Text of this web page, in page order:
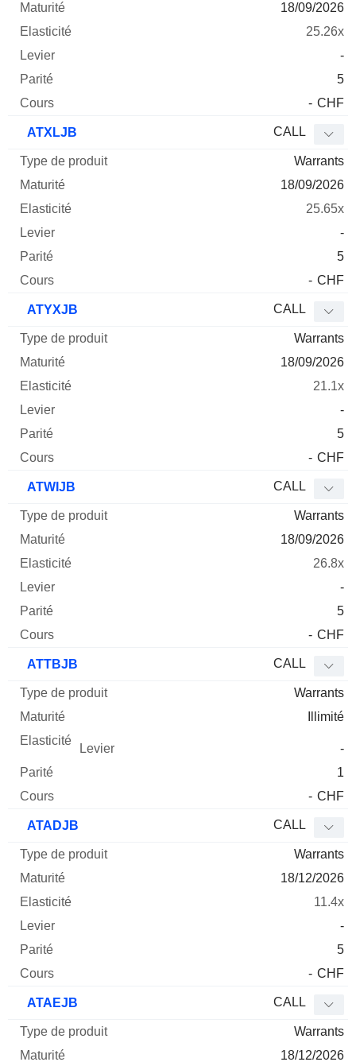
18/09/2026
25.26x
-
5
- CHF
ATXLJB CALL
Warrants
18/09/2026
25.65x
-
5
- CHF
ATYXJB CALL
Warrants
18/09/2026
21.1x
-
5
- CHF
ATWIJB CALL
Warrants
18/09/2026
26.8x
-
5
- CHF
ATTBJB CALL
Warrants
Illimité
-
1
- CHF
ATADJB CALL
Warrants
18/12/2026
11.4x
-
5
- CHF
ATAEJB CALL
Warrants
18/12/2026